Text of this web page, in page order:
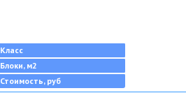
Класс
Блоки, м2
Стоимость, руб